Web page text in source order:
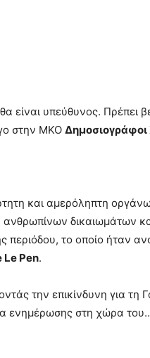
υπεύθυνος. Πρέπει
στην ΜΚΟ
και αμερόληπτη
δικαιωμάτων
περιόδου, το οποίο ήταν
Pen.
την επικίνδυνη για τη
στη χώρα